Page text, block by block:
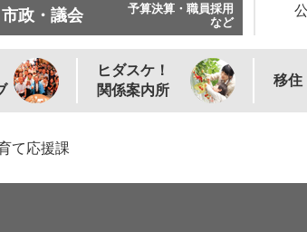
市政・議会
予算決算・職員採用
など
ヒダスケ！
関係案内所
移住
て応援課